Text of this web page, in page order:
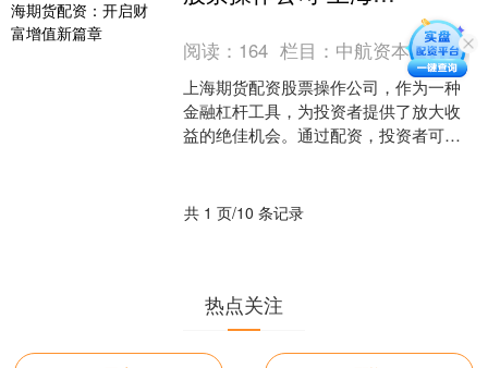
大收益。 * **监管资质....
阅读： 164 栏目： 中航资本
上海期货配资股票操作公司，作为一种
金融杠杆工具，为投资者提供了放大收
益的绝佳机会。通过配资，投资者可以
共 1 页/10 条记录
热点关注